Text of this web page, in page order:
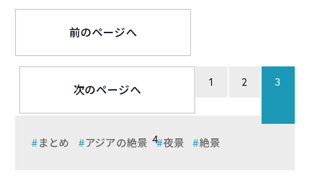
前のページへ
1 2 3
4
次のページへ
まとめ アジアの絶景 夜景 絶景